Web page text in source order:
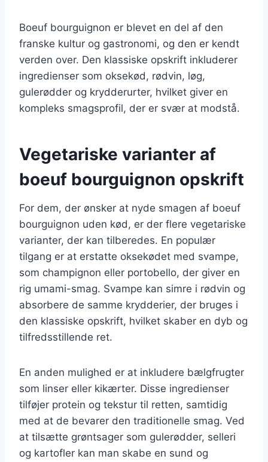
Boeuf bourguignon er blevet en del af den
franske kultur og gastronomi, og den er kendt
verden over. Den klassiske opskrift inkluderer
ingredienser som oksekød, rødvin, løg,
gulerødder og krydderurter, hvilket giver en
kompleks smagsprofil, der er svær at modstå.
Vegetariske varianter af
boeuf bourguignon opskrift
For dem, der ønsker at nyde smagen af boeuf
bourguignon uden kød, er der flere vegetariske
varianter, der kan tilberedes. En populær
tilgang er at erstatte oksekødet med svampe,
som champignon eller portobello, der giver en
rig umami-smag. Svampe kan simre i rødvin og
absorbere de samme krydderier, der bruges i
den klassiske opskrift, hvilket skaber en dyb og
tilfredsstillende ret.
En anden mulighed er at inkludere bælgfrugter
som linser eller kikærter. Disse ingredienser
tilføjer protein og tekstur til retten, samtidig
med at de bevarer den traditionelle smag. Ved
at tilsætte grøntsager som gulerødder, selleri
og kartofler kan man skabe en sund og